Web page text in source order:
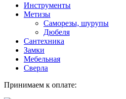
Инструменты
Метизы
Саморезы, шурупы
Дюбеля
Сантехника
Замки
Мебельная
Сверла
Принимаем к оплате: